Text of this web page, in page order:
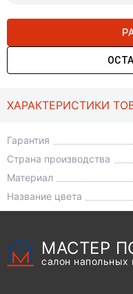
ХАРАКТЕРИСТИКИ
Гарантия
Страна производства
Материал
Название цвета
МАСТЕР
салон напольных